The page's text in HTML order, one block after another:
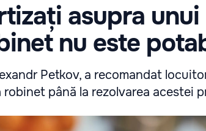
asupra
nu este
Petkov, a recomandat
robinet până la rezolvarea acestei